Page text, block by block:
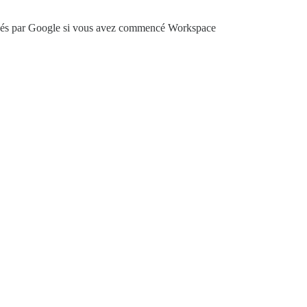
par Google si vous avez commencé Workspace